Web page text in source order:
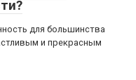
для большинства
и прекрасным